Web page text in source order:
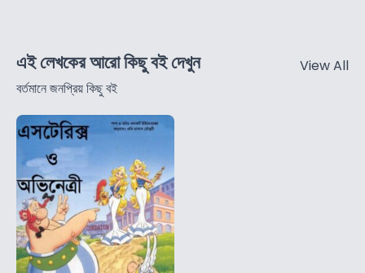
এই লেখকের আরো কিছু বই দেখুন
বর্তমানে জনপ্রিয় কিছু বই
View All